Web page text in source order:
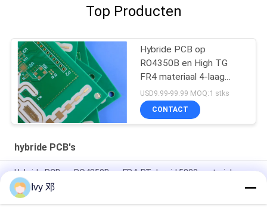
Top Producten
Hybride PCB op
RO4350B en High TG
FR4 materiaal 4-laag
Blind Vias
USD9.99-99.99 MOQ:1 stks
CONTACT
hybride PCB's
Hybride PCB op RO4350B en FR4, RT dureid 5880 materialen
Hybride vierlaagse F4BM265 PCB met gecontroleerde
impedantie met blinde vias
Ivy 邓